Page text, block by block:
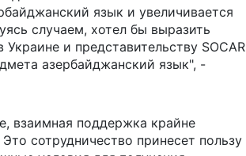
язык и увеличивается
случаем, хотел бы выразить
и представительству SOCAR
азербайджанский язык", -
взаимная поддержка крайне
сотрудничество принесет пользу